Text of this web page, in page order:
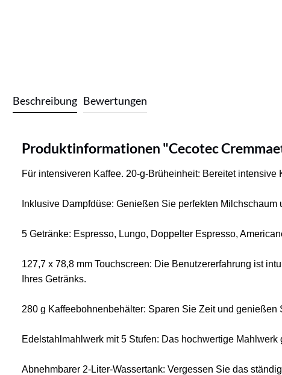
Beschreibung Bewertungen
Produktinformationen "Cecotec
Für intensiveren Kaffee. 20-g-Brüheinheit: Bereitet
Inklusive Dampfdüse: Genießen Sie perfekten
5 Getränke: Espresso, Lungo, Doppelter Espresso,
127,7 x 78,8 mm Touchscreen: Die Benutzererfahrung ist
Ihres Getränks.
280 g Kaffeebohnenbehälter: Sparen Sie Zeit und
Edelstahlmahlwerk mit 5 Stufen: Das hochwertige
Abnehmbarer 2-Liter-Wassertank: Vergessen Sie das